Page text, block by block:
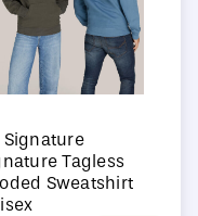
Signature
Tagless
Sweatshirt